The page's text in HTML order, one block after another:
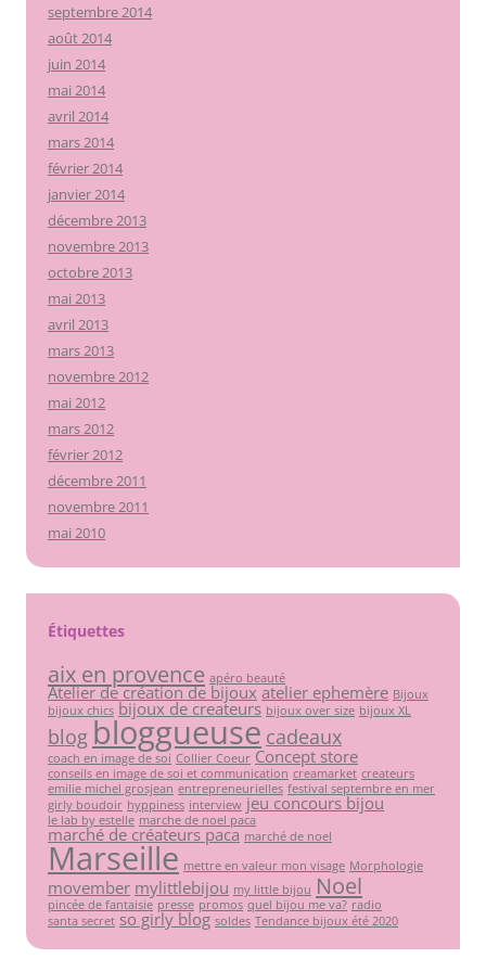
septembre 2014
août 2014
juin 2014
mai 2014
avril 2014
mars 2014
février 2014
janvier 2014
décembre 2013
novembre 2013
octobre 2013
mai 2013
avril 2013
mars 2013
novembre 2012
mai 2012
mars 2012
février 2012
décembre 2011
novembre 2011
mai 2010
Étiquettes
aix en provence apéro beauté
Atelier de création de bijoux atelier ephemère Bijoux
bijoux chics bijoux de createurs bijoux over size bijoux XL
blogbloggueuse cadeaux
coach en image de soi Collier Coeur Concept store
conseils en image de soi et communication creamarket createurs
emilie michel grosjean entrepreneurielles festival septembre en mer
girly boudoir hyppiness interview jeu concours bijou
le lab by estelle marche de noel paca
marché de créateurs paca marché de noel
Marseille mettre en valeur mon visage Morphologie
movember mylittlebijou my little bijou Noel
pincée de fantaisie presse promos quel bijou me va? radio
santa secret so girly blog soldes Tendance bijoux été 2020